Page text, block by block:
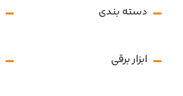
دسته بندی
ابزار برقی